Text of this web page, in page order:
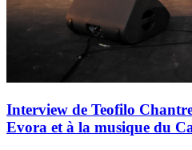
Interview de Teofilo
Evora et à la musique du